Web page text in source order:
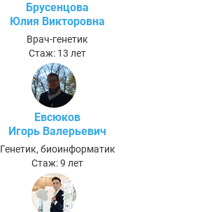
Брусенцова
Юлия Викторовна
Врач-генетик
Стаж: 13 лет
Евсюков
Игорь Валерьевич
Генетик, биоинформатик
Стаж: 9 лет